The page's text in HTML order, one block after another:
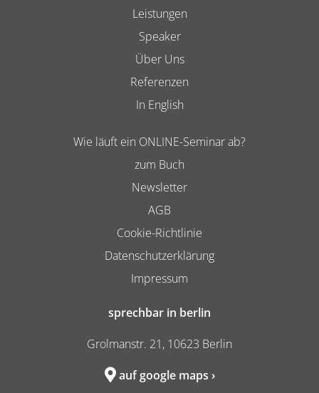
Leistungen
Speaker
Über Uns
Referenzen
In English
Wie läuft ein ONLINE-Seminar ab?
zum Buch
Newsletter
AGB
Cookie-Richtlinie
Datenschutzerklärung
Impressum
sprechbar in berlin
Grolmanstr. 21, 10623 Berlin
auf google maps ›